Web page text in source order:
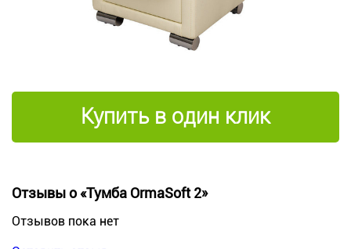
Купить в один клик
Отзывы о «Тумба OrmaSoft 2»
Отзывов пока нет